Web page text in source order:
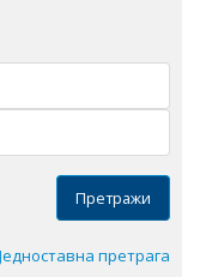
Претражи
Једноставна претрага